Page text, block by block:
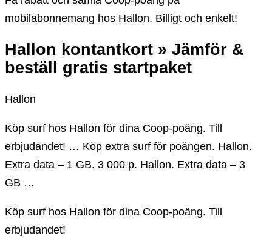
mobilabonnemang hos Hallon. Billigt och enkelt!
Hallon kontantkort » Jämför &
beställ gratis startpaket
Hallon
Köp surf hos Hallon för dina Coop-poäng. Till
erbjudandet! … Köp extra surf för poängen. Hallon.
Extra data – 1 GB. 3 000 p. Hallon. Extra data – 3
GB …
Köp surf hos Hallon för dina Coop-poäng. Till
erbjudandet!